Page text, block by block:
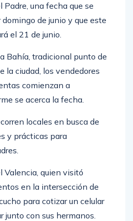
Padre, una fecha que se
de junio y que este
el 21 de junio.
Bahía, tradicional punto de
la ciudad, los vendedores
comienzan a
se acerca la fecha.
locales en busca de
y prácticas para
Valencia, quien visitó
en la intersección de
para cotizar un celular
junto con sus hermanos.